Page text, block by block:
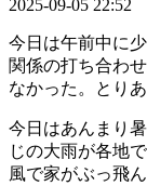
2025-09-05 22:52
今日は午前中に
関係の打ち合わ
なかった。とり
今日はあんまり
じの大雨が各地
風で家がぶっ飛